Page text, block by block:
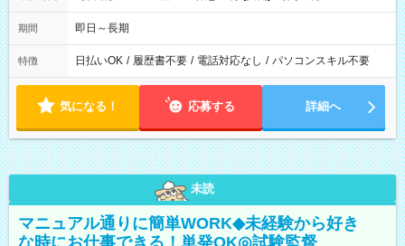
期間 即日～長期
特徴 日払いOK / 履歴書不要 / 電話対応なし / パソコンスキル不要
気になる！ 応募する 詳細へ
未読
マニュアル通りに簡単WORK◆未経験から好き
な時にお仕事できる！単発OK◎試験監督